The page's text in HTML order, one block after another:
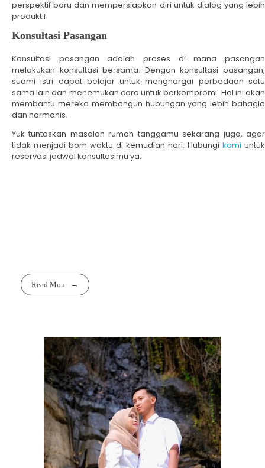
perspektif baru dan mempersiapkan diri untuk dialog yang lebih
produktif.
Konsultasi Pasangan
Konsultasi pasangan adalah proses di mana pasangan
melakukan konsultasi bersama. Dengan konsultasi pasangan,
suami istri dapat belajar untuk menghargai perbedaan satu
sama lain dan menemukan cara untuk berkompromi. Hal ini akan
membantu mereka membangun hubungan yang lebih bahagia
dan harmonis.
Yuk tuntaskan masalah rumah tanggamu sekarang juga, agar
tidak menjadi bom waktu di kemudian hari. Hubungi kami untuk
reservasi jadwal konsultasimu ya.
Read More